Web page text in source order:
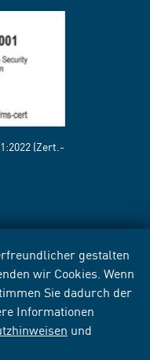
gestalten
wir Cookies. Wenn
Sie dadurch der
Informationen
und
(Zert.-